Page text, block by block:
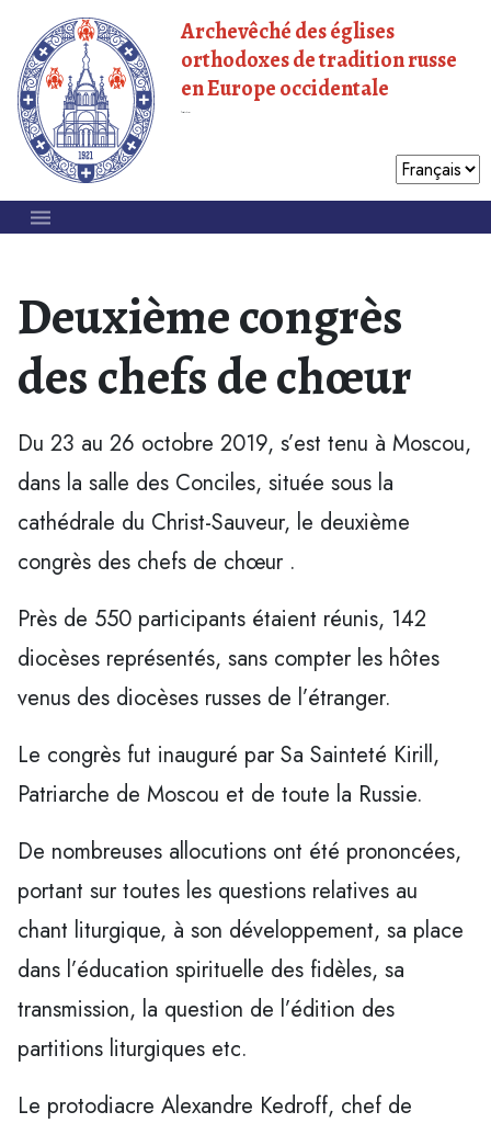
Archevêché des églises
orthodoxes de tradition russe
en Europe occidentale
Deuxième congrès
des chefs de chœur
Du 23 au 26 octobre 2019, s’est tenu à Moscou,
dans la salle des Conciles, située sous la
cathédrale du Christ-Sauveur, le deuxième
congrès des chefs de chœur .
Près de 550 participants étaient réunis, 142
diocèses représentés, sans compter les hôtes
venus des diocèses russes de l’étranger.
Le congrès fut inauguré par Sa Sainteté Kirill,
Patriarche de Moscou et de toute la Russie.
De nombreuses allocutions ont été prononcées,
portant sur toutes les questions relatives au
chant liturgique, à son développement, sa place
dans l’éducation spirituelle des fidèles, sa
transmission, la question de l’édition des
partitions liturgiques etc.
Le protodiacre Alexandre Kedroff, chef de